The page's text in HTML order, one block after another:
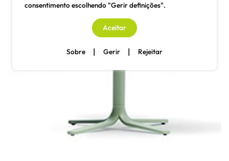
consentimento escolhendo "Gerir definições".
Aceitar
Sobre | Gerir | Rejeitar